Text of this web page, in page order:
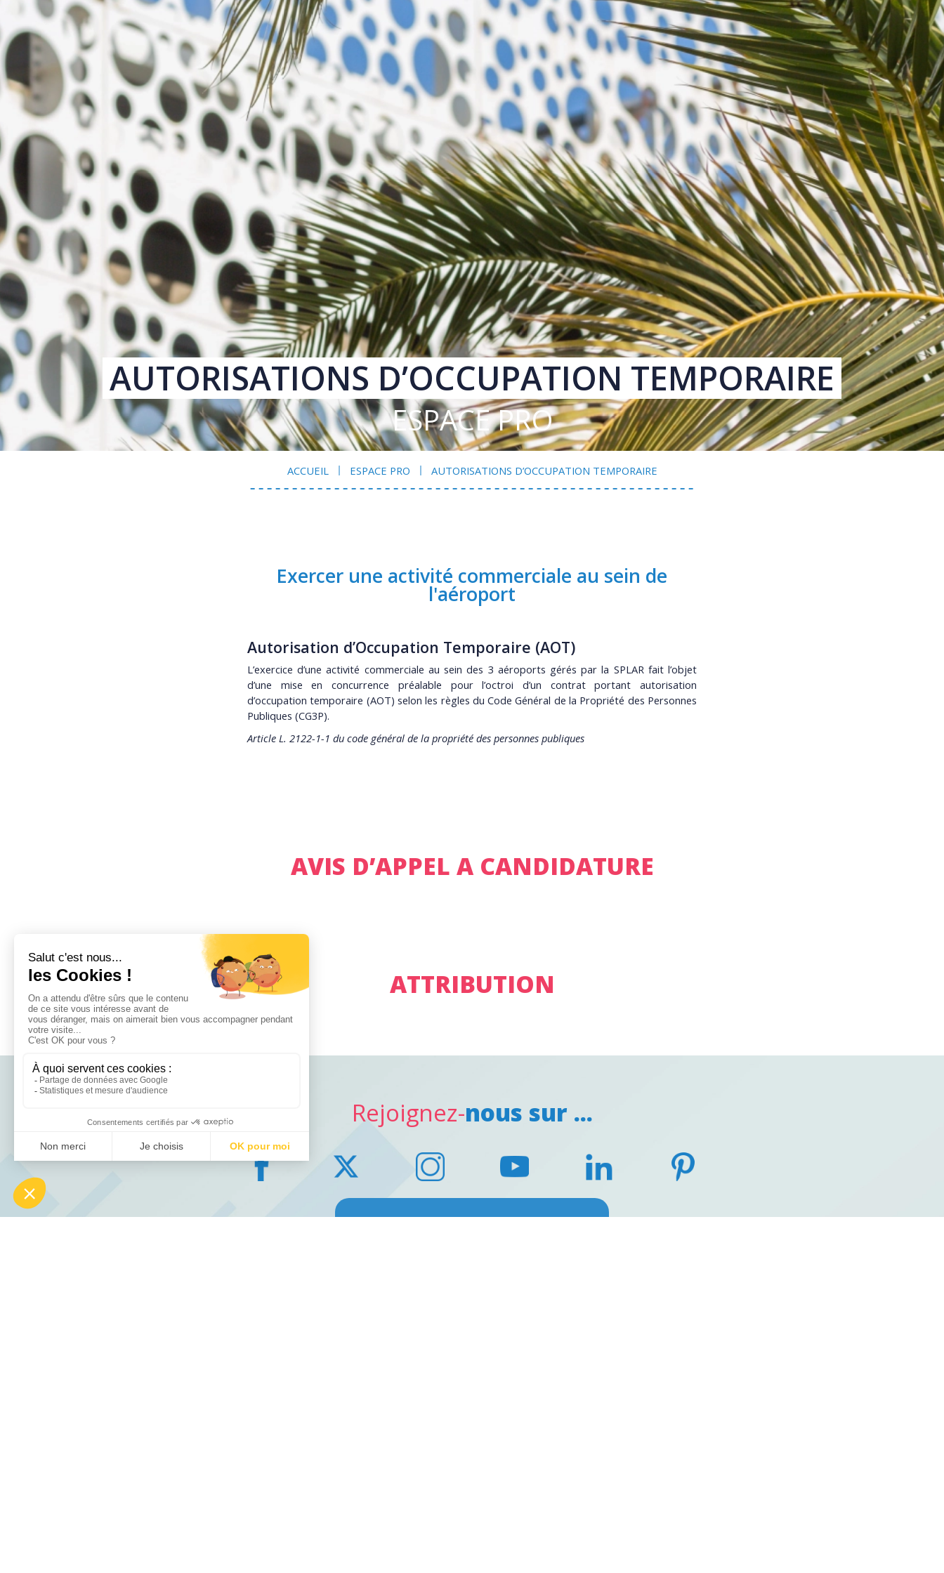
Stansted
Manchester
(nouveau)
Marrakech
Nantes
New
York
(via
Paris
Orly)
Oran
La
Réunion
(via
Paris
Orly)
Paris
Orly
Pointe-
à-
Pitre
(via
Paris
Orly)
Régie publicitaire
AUTORISATIONS D’OCCUPATION TEMPORAIRE
ESPACE PRO
ACCUEIL ESPACE PRO AUTORISATIONS D’OCCUPATION TEMPORAIRE
Exercer une activité commerciale au sein de
l'aéroport
Autorisation d’Occupation Temporaire (AOT)
L’exercice d’une activité commerciale au sein des 3 aéroports gérés par la SPLAR fait l’objet
d’une mise en concurrence préalable pour l’octroi d’un contrat portant autorisation
d’occupation temporaire (AOT) selon les règles du Code Général de la Propriété des Personnes
Publiques (CG3P).
Article L. 2122-1-1 du code général de la propriété des personnes publiques
AVIS D’APPEL A CANDIDATURE
ATTRIBUTION
Rejoignez-nous sur ...